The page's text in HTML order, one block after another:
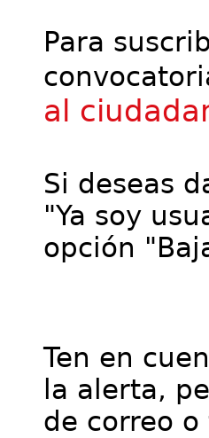
Para
al
Si deseas
"Ya soy
opción
Ten en
la alerta,
de correo